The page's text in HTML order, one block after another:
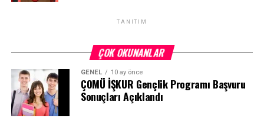
TANITIM
ÇOK OKUNANLAR
GENEL 10 ay önce
ÇOMÜ İŞKUR Gençlik Programı Başvuru
Sonuçları Açıklandı